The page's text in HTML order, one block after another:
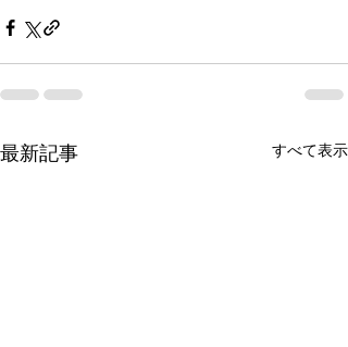
最新記事 すべて表示